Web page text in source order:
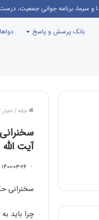
و سیما، برنامه جوانی جمعیت،
بانک پرسش و پاسخ
خانه / اخبار
آیت
۱۴۰۰-۰۳-۲۶
سخنرانی
چرا باید